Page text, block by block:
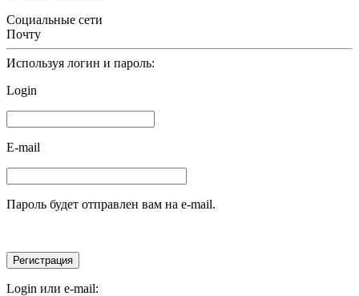
Социальные сети
Почту
Используя логин и пароль:
Login
E-mail
Пароль будет отправлен вам на e-mail.
Login или e-mail: